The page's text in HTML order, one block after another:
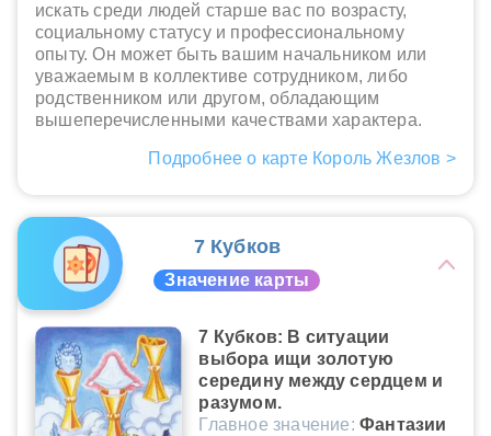
искать среди людей старше вас по возрасту,
социальному статусу и профессиональному
опыту. Он может быть вашим начальником или
уважаемым в коллективе сотрудником, либо
родственником или другом, обладающим
вышеперечисленными качествами характера.
Подробнее о карте Король Жезлов >
7 Кубков
Значение карты
7 Кубков: В ситуации
выбора ищи золотую
середину между сердцем и
разумом.
Главное значение: Фантазии